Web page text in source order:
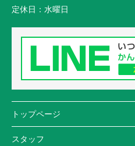
定休日： 水曜日
トップページ
スタッフ